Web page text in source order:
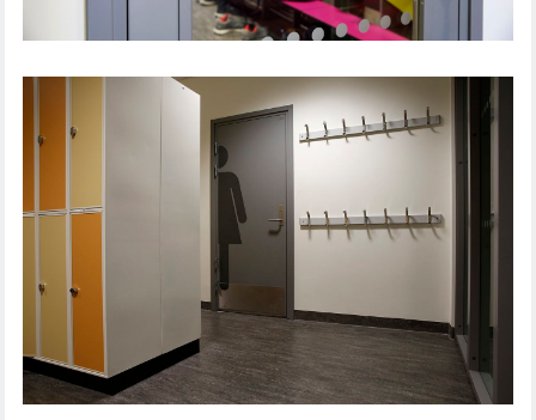
DØRLØSNING UDDANNELSESINSTITUTION